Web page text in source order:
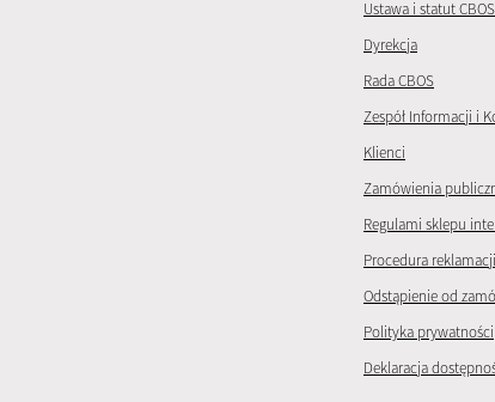
Ustawa i statut CBOS
Dyrekcja
Rada CBOS
Zespół Informacji i
Klienci
Zamówienia
Regulami sklepu
Procedura reklamacji
Odstąpienie od
Polityka prywatności
Deklaracja